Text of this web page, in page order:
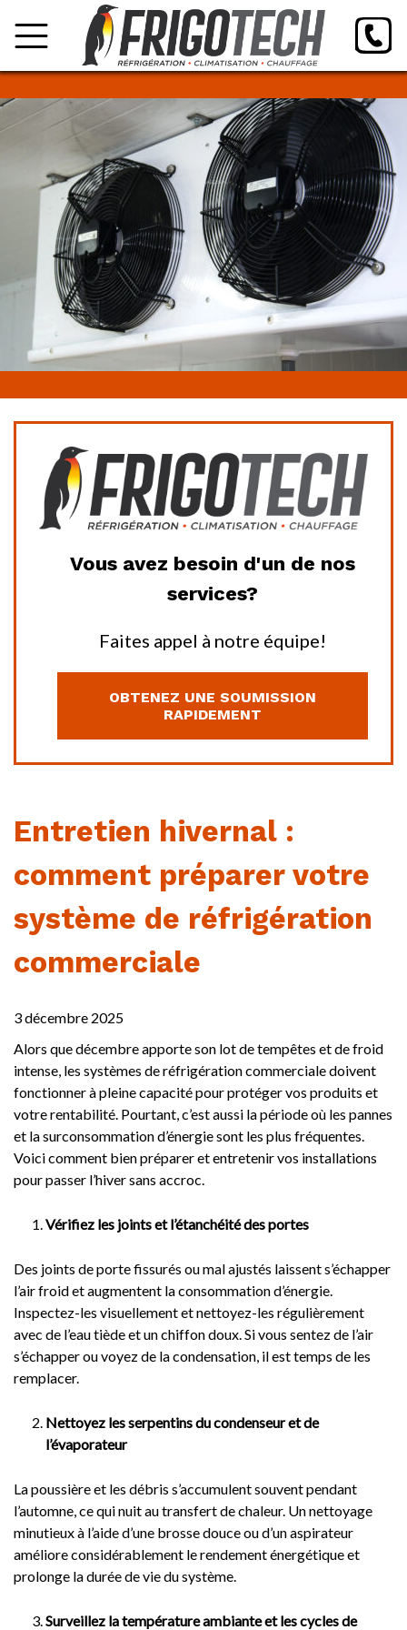
Vous avez besoin d'un de nos
services?
Faites appel à notre équipe!
OBTENEZ UNE SOUMISSION
RAPIDEMENT
Entretien hivernal :
comment préparer votre
système de réfrigération
commerciale
3 décembre 2025
Alors que décembre apporte son lot de tempêtes et de froid
intense, les systèmes de réfrigération commerciale doivent
fonctionner à pleine capacité pour protéger vos produits et
votre rentabilité. Pourtant, c’est aussi la période où les pannes
et la surconsommation d’énergie sont les plus fréquentes.
Voici comment bien préparer et entretenir vos installations
pour passer l’hiver sans accroc.
Vérifiez les joints et l’étanchéité des portes
Des joints de porte fissurés ou mal ajustés laissent s’échapper
l’air froid et augmentent la consommation d’énergie.
Inspectez-les visuellement et nettoyez-les régulièrement
avec de l’eau tiède et un chiffon doux. Si vous sentez de l’air
s’échapper ou voyez de la condensation, il est temps de les
remplacer.
Nettoyez les serpentins du condenseur et de
l’évaporateur
La poussière et les débris s’accumulent souvent pendant
l’automne, ce qui nuit au transfert de chaleur. Un nettoyage
minutieux à l’aide d’une brosse douce ou d’un aspirateur
améliore considérablement le rendement énergétique et
prolonge la durée de vie du système.
Surveillez la température ambiante et les cycles de